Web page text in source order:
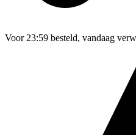
Voor 23:59 besteld, vandaag